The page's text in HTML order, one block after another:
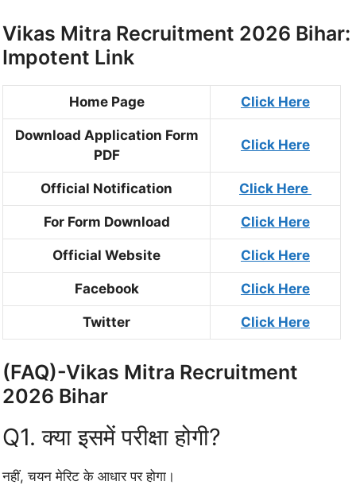
Vikas Mitra Recruitment 2026 Bihar:
Impotent Link
Home Page Click Here
Download Application Form
PDF
Click Here
Official Notification Click Here
For Form Download Click Here
Official Website Click Here
Facebook Click Here
Twitter Click Here
(FAQ)-Vikas Mitra Recruitment
2026 Bihar
Q1. क्या इसमें परीक्षा होगी?
नहीं, चयन मेरिट के आधार पर होगा।